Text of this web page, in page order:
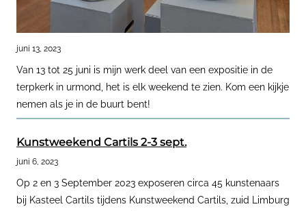
juni 13, 2023
Van 13 tot 25 juni is mijn werk deel van een expositie in de
terpkerk in urmond, het is elk weekend te zien. Kom een kijkje
nemen als je in de buurt bent!
Kunstweekend Cartils 2-3 sept.
juni 6, 2023
Op 2 en 3 September 2023 exposeren circa 45 kunstenaars
bij Kasteel Cartils tijdens Kunstweekend Cartils, zuid Limburg